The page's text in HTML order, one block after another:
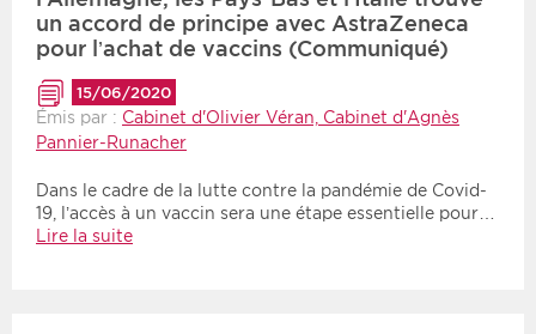
un accord de principe avec AstraZeneca
pour l’achat de vaccins (Communiqué)
15/06/2020
Émis par : Cabinet d'Olivier Véran, Cabinet d'Agnès
Pannier-Runacher
Dans le cadre de la lutte contre la pandémie de Covid-
19, l’accès à un vaccin sera une étape essentielle pour…
Lire la suite